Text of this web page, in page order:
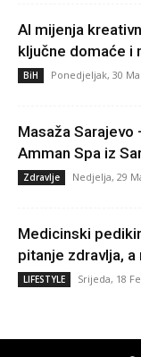
AI mijenja
ključne domaće i
BiH Ponedjeljak, 30
Masaža
Amman Spa iz
Zdravlje Nedjelja, 29
Medicinski
pitanje zdravlja,
LIFESTYLE Srijeda, 18